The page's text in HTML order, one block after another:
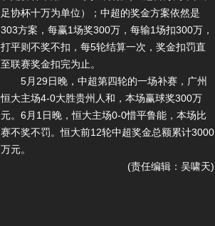
足协杯十万为单位）；中超的奖金方案依然是
303方案，每赢1场奖300万，每输1场扣300万，
打平则不奖不扣，每5轮结算一次，奖金扣罚直
至联赛奖金扣完为止。
5月29日晚，中超第四轮的一场补赛，广州
恒大主场4-0大胜贵州人和，本场赢球奖300万
元。6月1日晚，恒大主场0-0惜平鲁能，本场比
赛不奖不罚。恒大前12轮中超奖金总额累计3000
万元。
(责任编辑：吴啸天)